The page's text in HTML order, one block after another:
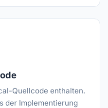
Quellcode enthalten.
der Implementierung